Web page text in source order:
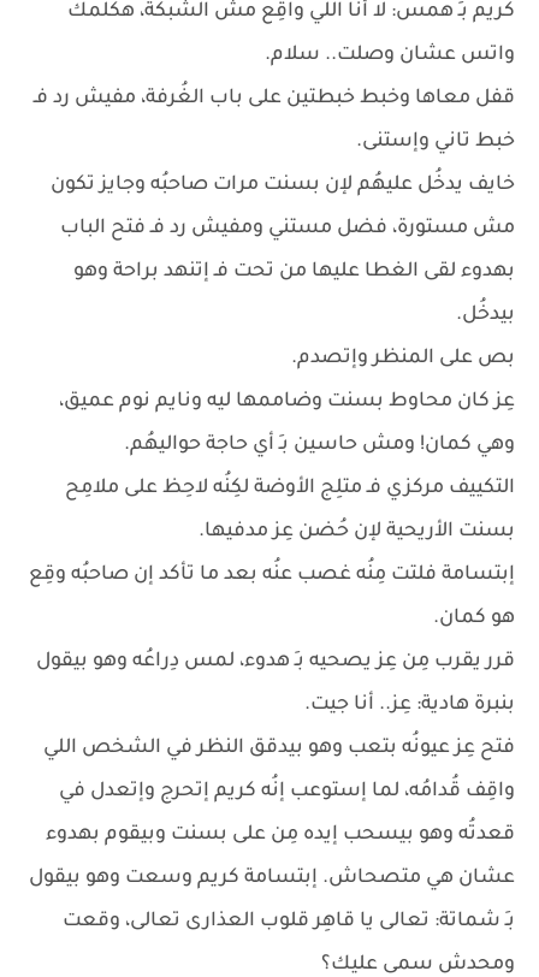
كريم بـِ همس: لا أنا اللي واقِع مش الشبكة، هكلمك
واتس عشان وصلت.. سلام.
قفل معاها وخبط خبطتين على باب الغُرفة، مفيش رد فـ
خبط تاني وإستنى.
خايف يدخُل عليهُم لإن بسنت مرات صاحبُه وجايز تكون
مش مستورة، فضل مستني ومفيش رد فـ فتح الباب
بهدوء لقى الغطا عليها من تحت فـ إتنهد براحة وهو
بيدخُل.
بص على المنظر وإتصدم.
عِز كان محاوط بسنت وضاممها ليه ونايم نوم عميق،
وهي كمان! ومش حاسين بـِ أي حاجة حواليهُم.
التكييف مركزي فـ متلِج الأوضة لكِنُه لاحِظ على ملامِح
بسنت الأريحية لإن حُضن عِز مدفيها.
إبتسامة فلتت مِنُه غصب عنُه بعد ما تأكد إن صاحبُه وقِع
هو كمان.
قرر يقرب مِن عِز يصحيه بـِ هدوء، لمس دِراعُه وهو بيقول
بنبرة هادية: عِز.. أنا جيت.
فتح عِز عيونُه بتعب وهو بيدقق النظر في الشخص اللي
واقِف قُدامُه، لما إستوعب إنُه كريم إتحرج وإتعدل في
قعدتُه وهو بيسحب إيده مِن على بسنت وبيقوم بهدوء
عشان هي متصحاش. إبتسامة كريم وسعت وهو بيقول
بـِ شماتة: تعالى يا قاهِر قلوب العذارى تعالى، وقعت
ومحدش سمى عليك؟